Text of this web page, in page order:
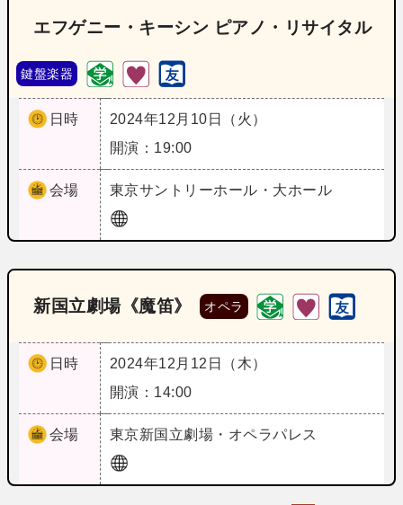
エフゲニー・キーシン ピアノ・リサイタル
鍵盤楽器
日時
2024年12月10日（火）
開演：19:00
会場 東京サントリーホール・大ホール
新国立劇場《魔笛》 オペラ
日時
2024年12月12日（木）
開演：14:00
会場 東京新国立劇場・オペラパレス